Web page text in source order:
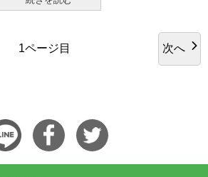
1ページ目 次へ